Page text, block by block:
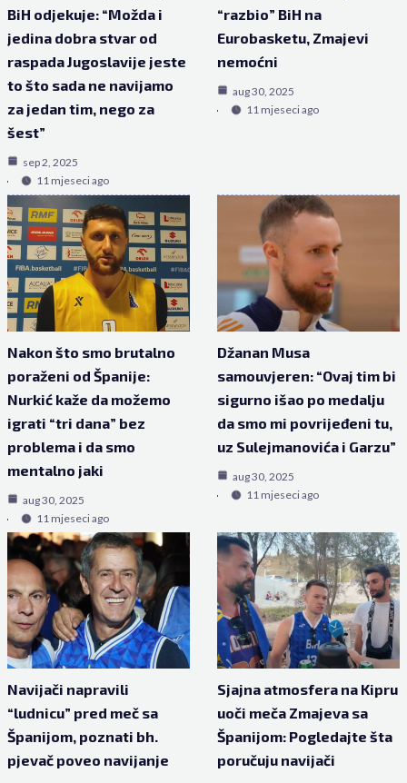
BiH odjekuje: “Možda i
jedina dobra stvar od
raspada Jugoslavije jeste
to što sada ne navijamo
za jedan tim, nego za
šest”
sep 2, 2025
11 mjeseci ago
“razbio” BiH na
Eurobasketu, Zmajevi
nemoćni
aug 30, 2025
11 mjeseci ago
Nakon što smo brutalno
poraženi od Španije:
Nurkić kaže da možemo
igrati “tri dana” bez
problema i da smo
mentalno jaki
aug 30, 2025
11 mjeseci ago
Džanan Musa
samouvjeren: “Ovaj tim bi
sigurno išao po medalju
da smo mi povrijeđeni tu,
uz Sulejmanovića i Garzu”
aug 30, 2025
11 mjeseci ago
Navijači napravili
“ludnicu” pred meč sa
Španijom, poznati bh.
pjevač poveo navijanje
Sjajna atmosfera na Kipru
uoči meča Zmajeva sa
Španijom: Pogledajte šta
poručuju navijači